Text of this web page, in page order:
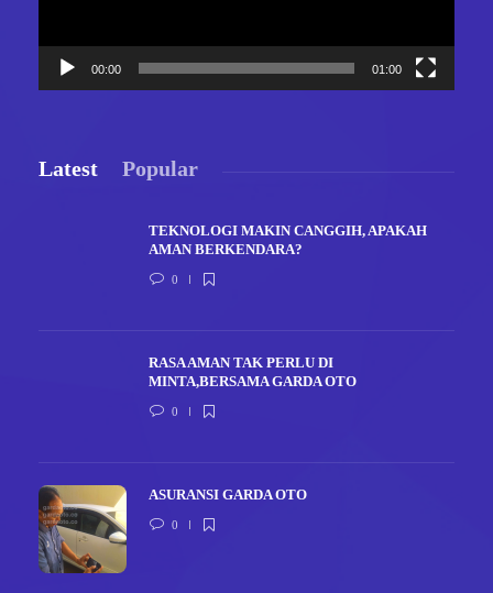
00:00 01:00
Latest Popular
TEKNOLOGI MAKIN CANGGIH, APAKAH
AMAN BERKENDARA?
0
RASA AMAN TAK PERLU DI
MINTA,BERSAMA GARDA OTO
0
ASURANSI GARDA OTO
0